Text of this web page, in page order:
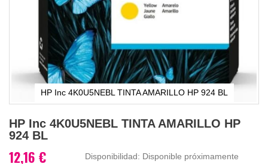
HP Inc 4K0U5NEBL TINTA AMARILLO HP 924 BL
al
comienzo
la
HP Inc 4K0U5NEBL TINTA AMARILLO HP
924 BL
12,16 € Disponibilidad: Disponible próximamente